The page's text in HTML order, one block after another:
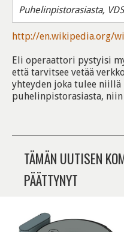
Puhelinpistorasiasta,
http://en.wikipedia.org/
Eli operaattori pystyisi
että tarvitsee vetää
yhteyden joka tulee
puhelinpistorasiasta, niin
TÄMÄN UUTISEN
PÄÄTTYNYT